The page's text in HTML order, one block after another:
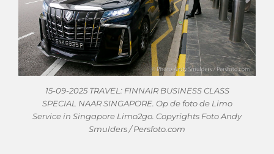
15-09-2025 TRAVEL: FINNAIR BUSINESS CLASS
SPECIAL NAAR SINGAPORE. Op de foto de Limo
Service in Singapore Limo2go. Copyrights Foto Andy
Smulders / Persfoto.com